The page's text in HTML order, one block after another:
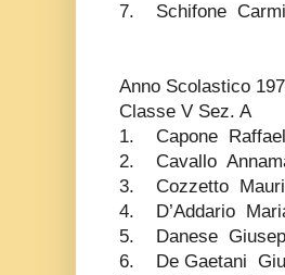
7. Schifone
Anno Scolastico
Classe V Sez. A
1. Capone
2. Cavallo
3. Cozzetto
4. D’Addario
5. Danese
6. De Gaetani